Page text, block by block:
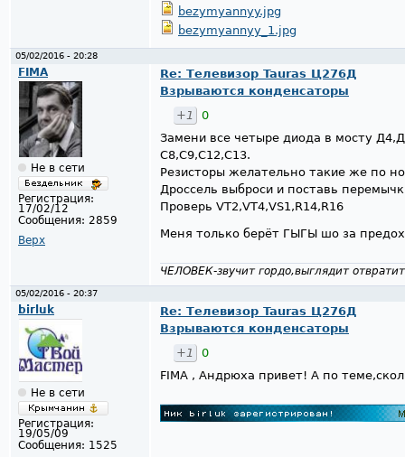
bezymyannyy.jpg
bezymyannyy_1.jpg
05/02/2016 - 20:28
FIMA
Не в сети
Регистрация:
17/02/12
Сообщения: 2859
Верх
Re: Телевизор Tauras Ц276Д
Взрываются конденсаторы
+1
0
Замени все четыре диода в мосту
С8,С9,С12,С13.
Резисторы желательно такие же по
Дроссель выброси и поставь
Проверь VT2,VT4,VS1,R14,R16
Меня только берёт ГЫГЫ шо за
ЧЕЛОВЕК-звучит гордо,выглядит
05/02/2016 - 20:37
birluk
Не в сети
Регистрация:
19/05/09
Сообщения: 1525
Re: Телевизор Tauras Ц276Д
Взрываются конденсаторы
+1
0
FIMA , Андрюха привет! А по